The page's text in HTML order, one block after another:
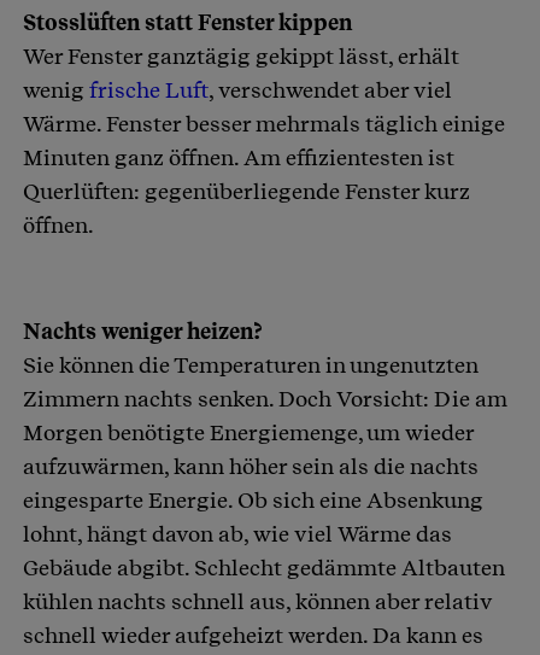
Stosslüften statt Fenster kippen
Wer Fenster ganztägig gekippt lässt, erhält
wenig frische Luft, verschwendet aber viel
Wärme. Fenster besser mehrmals täglich einige
Minuten ganz öffnen. Am effizientesten ist
Querlüften: gegenüberliegende Fenster kurz
öffnen.
Nachts weniger heizen?
Sie können die Temperaturen in ungenutzten
Zimmern nachts senken. Doch Vorsicht: Die am
Morgen benötigte Energiemenge, um wieder
aufzuwärmen, kann höher sein als die nachts
eingesparte Energie. Ob sich eine Absenkung
lohnt, hängt davon ab, wie viel Wärme das
Gebäude abgibt. Schlecht gedämmte Altbauten
kühlen nachts schnell aus, können aber relativ
schnell wieder aufgeheizt werden. Da kann es